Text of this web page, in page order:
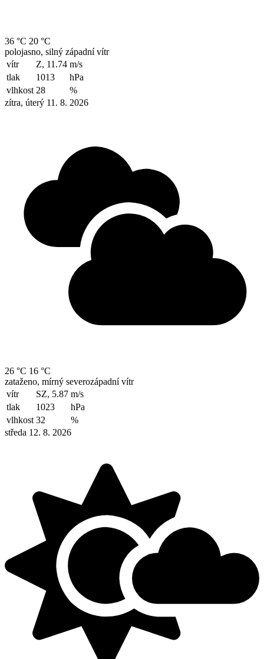
36 °C 20 °C
polojasno, silný západní vítr
vítr
Z, 11.74 m/s
tlak
1013
hPa
vlhkost 28
%
zítra, úterý 11. 8. 2026
26 °C 16 °C
zataženo, mírný severozápadní vítr
vítr
SZ, 5.87 m/s
tlak
1023
hPa
vlhkost 32
%
středa 12. 8. 2026